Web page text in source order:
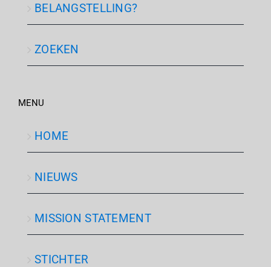
BELANGSTELLING?
ZOEKEN
MENU
HOME
NIEUWS
MISSION STATEMENT
STICHTER